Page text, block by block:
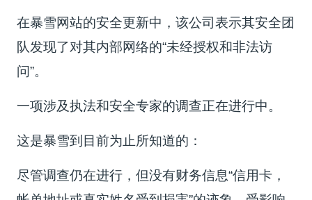
在暴雪网站的安全更新中，该公司表示其安全团
队发现了对其内部网络的“未经授权和非法访
问”。
一项涉及执法和安全专家的调查正在进行中。
这是暴雪到目前为止所知道的：
尽管调查仍在进行，但没有财务信息“信用卡，